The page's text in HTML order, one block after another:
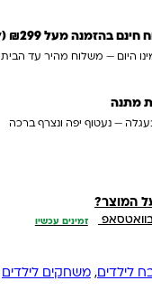
בהזמנה מעל ₪299 (למעט ריהוט)
היום — משלוח מהיר עד הבית
מתנה
— נעטוף יפה ונצרף ברכה
המוצר?
זמינים עכשיו
לילדים, משחקים לילדים